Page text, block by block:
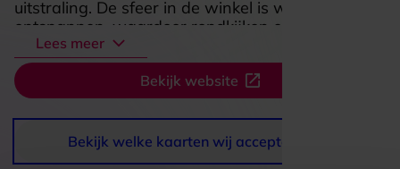
uitstraling. De sfeer in de winkel is warm en
ontspannen, waardoor rondkijken en passen
prettig aanvoelt. Ruime paskamers en
persoonlijke aandacht maken het extra
aangenaam, zeker als je iets zoekt dat echt goed
zit en goed voelt. Of je nu gaat voor elegant,
praktisch of net dat beetje extra, Qinn Bodywear
is een fijne plek om iets uit te zoeken waar je je
meteen goed in voelt.
Lees meer
Bekijk website
Bekijk welke kaarten wij accepteren